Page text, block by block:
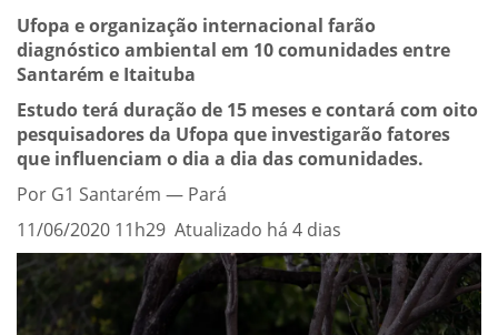
Ufopa e organização internacional farão
diagnóstico ambiental em 10 comunidades entre
Santarém e Itaituba
Estudo terá duração de 15 meses e contará com oito
pesquisadores da Ufopa que investigarão fatores
que influenciam o dia a dia das comunidades.
Por G1 Santarém — Pará
11/06/2020 11h29 Atualizado há 4 dias